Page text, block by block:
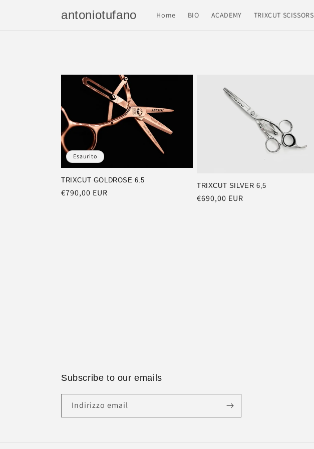
antoniotufano Home BIO ACADEMY TRIXCUT SCISSORS
Esaurito
TRIXCUT GOLDROSE 6.5
Prezzo
€790,00 EUR
TRIXCUT SILVER 6,5
Prezzo
€690,00 EUR
Subscribe to our emails
Indirizzo email